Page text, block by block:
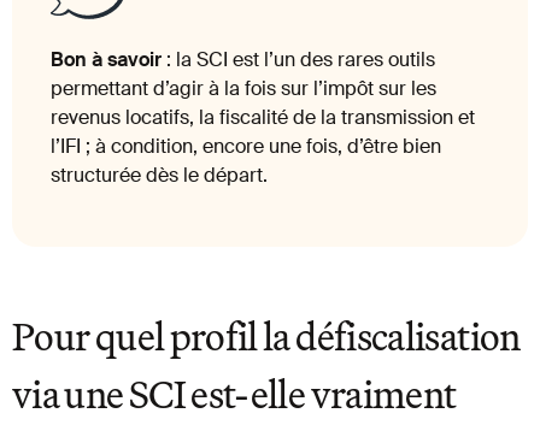
Bon à savoir : la SCI est l’un des rares outils
permettant d’agir à la fois sur l’impôt sur les
revenus locatifs, la fiscalité de la transmission et
l’IFI ; à condition, encore une fois, d’être bien
structurée dès le départ.
Pour quel profil la défiscalisation
via une SCI est-elle vraiment